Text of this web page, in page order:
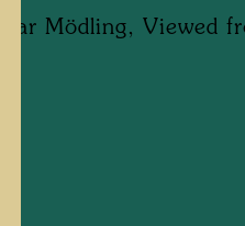
Mödling, Viewed